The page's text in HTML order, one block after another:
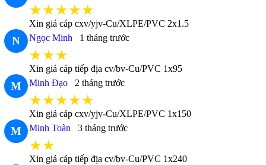
★★★★★
Xin giá cáp cxv/yjv-Cu/XLPE/PVC 2x1.5
N Ngọc Minh 1 tháng trước
★★★
Xin giá cáp tiếp địa cv/bv-Cu/PVC 1x95
M Minh Đạo 2 tháng trước
★★★★★
Xin giá cáp cxv/yjv-Cu/XLPE/PVC 1x150
M Minh Toàn 3 tháng trước
★★
Xin giá cáp tiếp địa cv/bv-Cu/PVC 1x240